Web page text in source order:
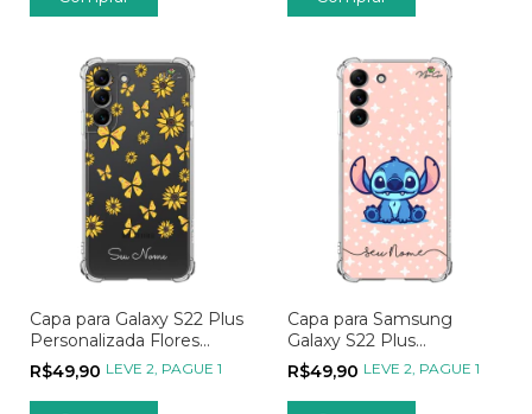
Capa para Galaxy S22 Plus
Personalizada Flores
Girassóis e Borboletas
R$49,90 LEVE 2, PAGUE 1
Capa para Samsung
Galaxy S22 Plus
Personalizada Wish
Anjinho das Estrelas
R$49,90 LEVE 2, PAGUE 1